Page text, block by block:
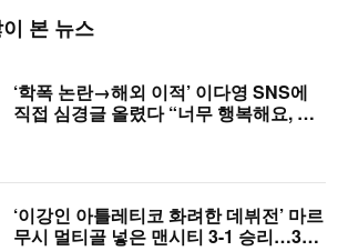
본 뉴스
‘학폭 논란→해외 이적’ 이다영 SNS에
직접 심경글 올렸다 “너무 행복해요, 여
‘이강인 아틀레티코 화려한 데뷔전’ 마르
무시 멀티골 넣은 맨시티 3-1 승리…3년